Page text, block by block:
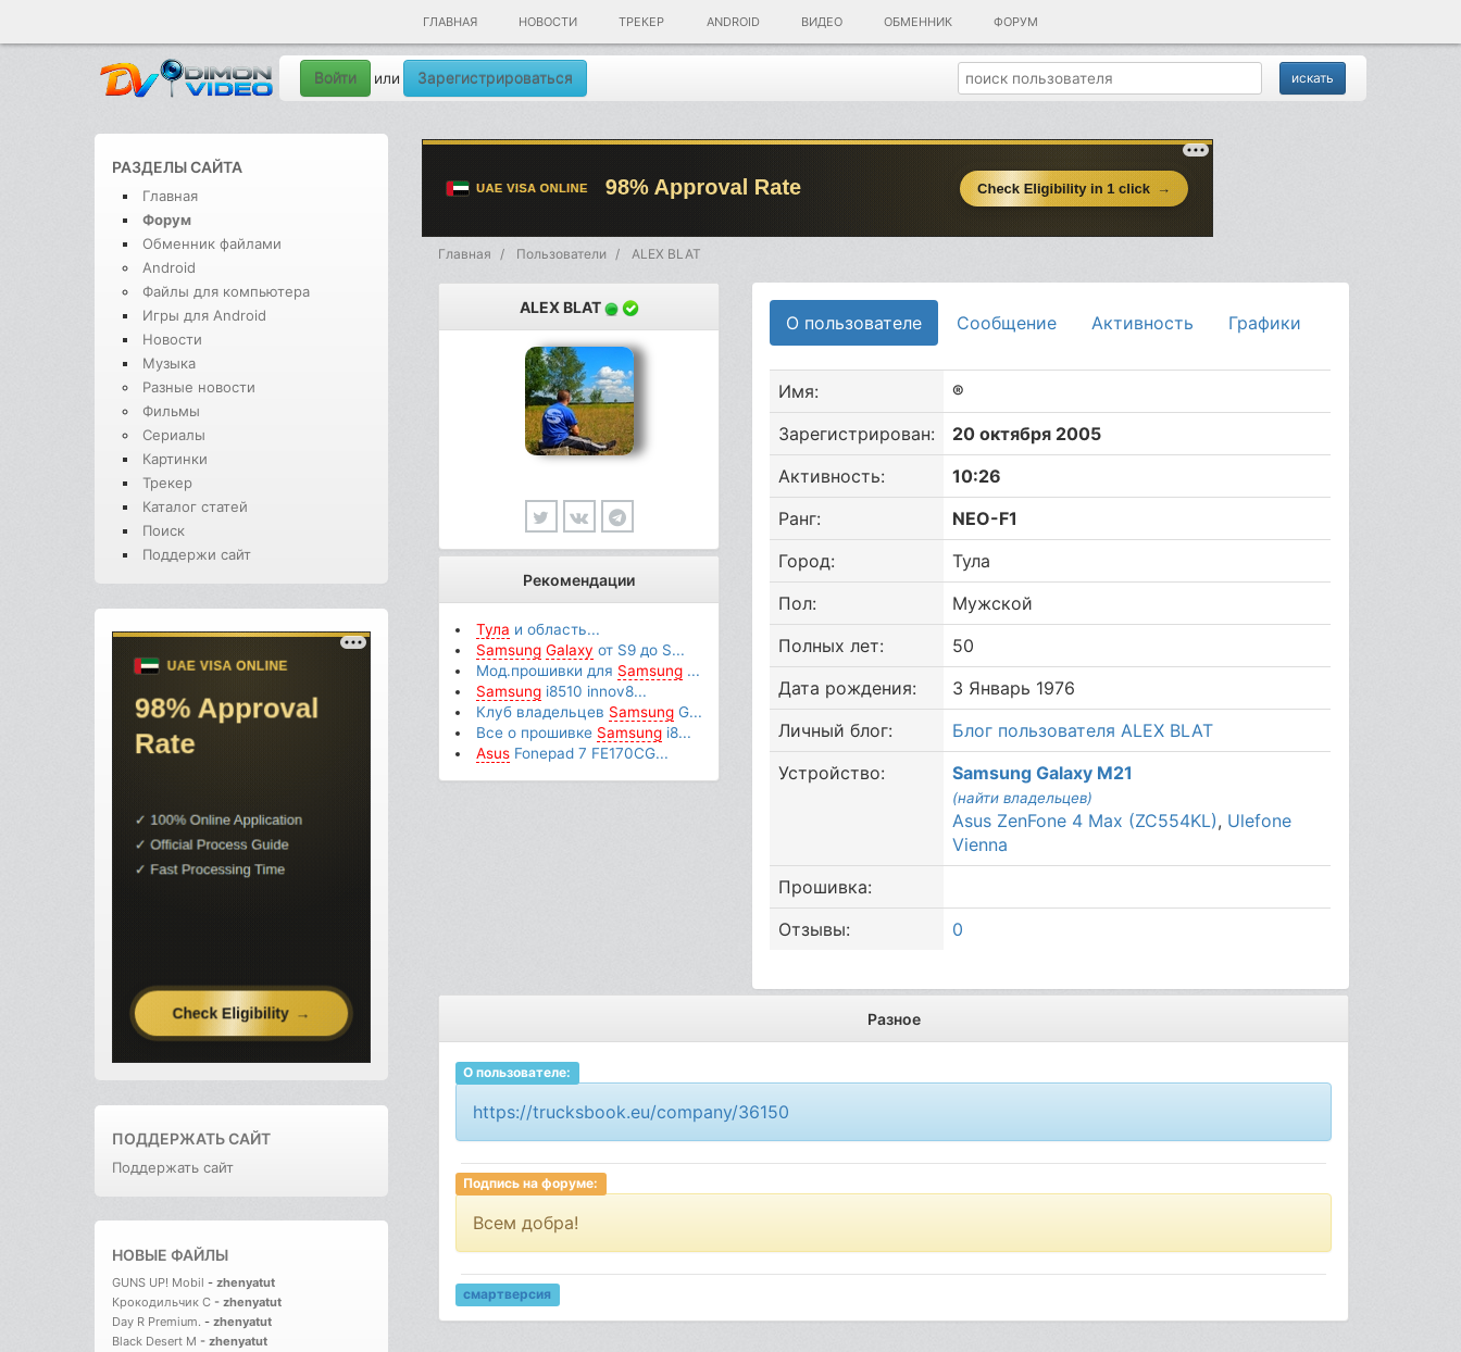
ГЛАВНАЯ НОВОСТИ ТРЕКЕР ANDROID ВИДЕО ОБМЕННИК ФОРУМ
Войти или Зарегистрироваться
РАЗДЕЛЫ САЙТА
Главная
Форум
Обменник файлами
Android
Файлы для компьютера
Игры для Android
Новости
Музыка
Разные новости
Фильмы
Сериалы
Картинки
Трекер
Каталог статей
Поиск
Поддержи сайт
ПОДДЕРЖАТЬ САЙТ
Поддержать сайт
НОВЫЕ ФАЙЛЫ
GUNS UP! Mobil - zhenyatut
Крокодильчик С - zhenyatut
Day R Premium. - zhenyatut
Black Desert M - zhenyatut
Главная Пользователи ALEX BLAT
ALEX BLAT
Рекомендации
Тула и область...
Samsung Galaxy от S9 до S...
Мод.прошивки для Samsung...
Samsungi8510 innov8...
Клуб владельцев SamsungG...
Все о прошивке Samsungi8...
AsusFonepad 7 FE170CG...
О пользователе Сообщение Активность Графики
Имя:
®
Зарегистрирован:
20 октября 2005
Активность:
10:26
Ранг:
NEO-F1
Город:
Тула
Пол:
Мужской
Полных лет:
50
Дата рождения:
3 Январь 1976
Личный блог:
Блог пользователя ALEX BLAT
Устройство:
Samsung Galaxy M21
(найти владельцев)
Asus ZenFone 4 Max (ZC554KL), Ulefone
Vienna
Прошивка:
Отзывы:
0
Разное
О пользователе:
https://trucksbook.eu/company/36150
Подпись на форуме:
Всем добра!
смартверсия